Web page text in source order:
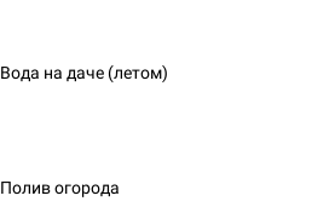
Вода на даче (летом)
Полив огорода